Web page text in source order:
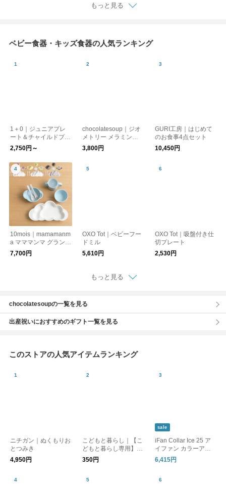
もっと見る
ベビー食器・キッズ食器の人気ランキング
1＋0｜ジュニアプレ
ート＆チャイルドプレ
ート
2,750円～
chocolatesoup｜ジオ
メトリー メラミンテ
ーブルウエアセット
食器セット【出産祝
3,800円
GURI工房｜はじめて
のお食事4点セット
10,450円
10mois｜mamamanm
a マママンマ グランデ
セット ベビー 食器
セット【出産祝い】
7,700円
OXO Tot｜ベビーフー
ドミル
5,610円
OXO Tot｜吸盤付き仕
切プレート
2,530円
もっと見る
chocolatesoupの一覧を見る
出産祝いにおすすめのギフト一覧を見る
このストアの人気アイテムランキング
ニチガン｜ぬくもりお
とつみき
4,950円
こどもと暮らし｜【こ
どもと暮らし専用】熨
斗(のし)ラッピング
350円
sale
iFan Collar Ice 25 ア
イファン カラーアイ
ス 25
6,415円